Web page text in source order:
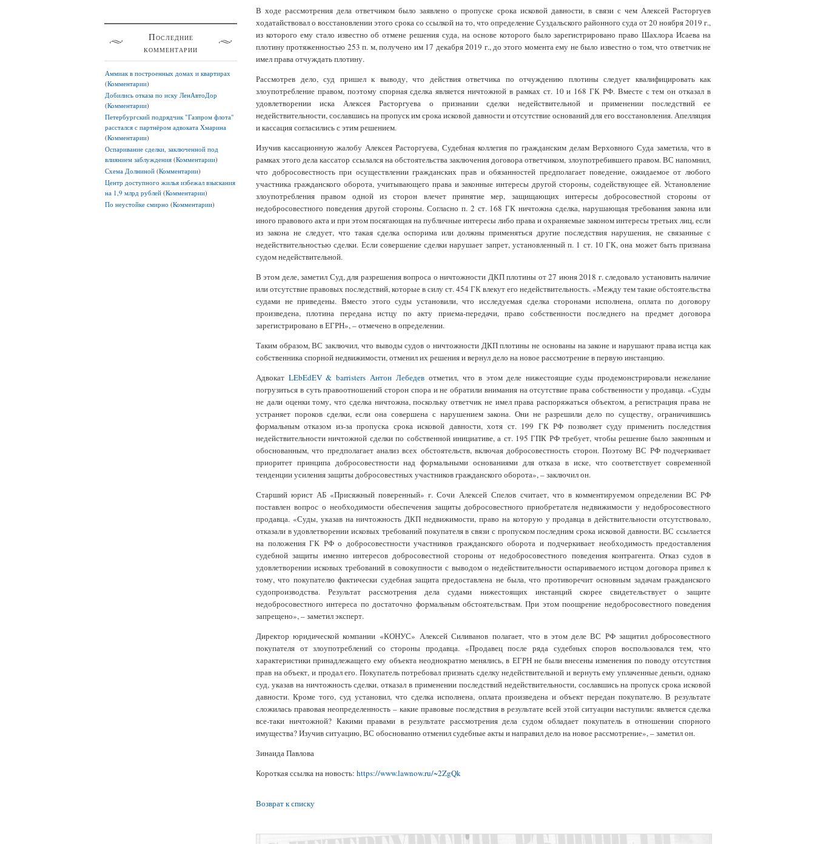
В ходе рассмотрения дела ответчиком было заявлено о пропуске срока исковой давности, в связи с чем Алексей Расторгуев
ходатайствовал о восстановлении этого срока со ссылкой на то, что определение Суздальского районного суда от 20 ноября 2019 г.,
из которого ему стало известно об отмене решения суда, на основе которого было зарегистрировано право Шахлора Исаева на
плотину протяженностью 253 п. м, получено им 17 декабря 2019 г., до этого момента ему не было известно о том, что ответчик не
имел права отчуждать плотину.
Рассмотрев дело, суд пришел к выводу, что действия ответчика по отчуждению плотины следует квалифицировать как
злоупотребление правом, поэтому спорная сделка является ничтожной в рамках ст. 10 и 168 ГК РФ. Вместе с тем он отказал в
удовлетворении иска Алексея Расторгуева о признании сделки недействительной и применении последствий ее
недействительности, сославшись на пропуск им срока исковой давности и отсутствие оснований для его восстановления. Апелляция
и кассация согласились с этим решением.
Изучив кассационную жалобу Алексея Расторгуева, Судебная коллегия по гражданским делам Верховного Суда заметила, что в
рамках этого дела кассатор ссылался на обстоятельства заключения договора ответчиком, злоупотребившего правом. ВС напомнил,
что добросовестность при осуществлении гражданских прав и обязанностей предполагает поведение, ожидаемое от любого
участника гражданского оборота, учитывающего права и законные интересы другой стороны, содействующее ей. Установление
злоупотребления правом одной из сторон влечет принятие мер, защищающих интересы добросовестной стороны от
недобросовестного поведения другой стороны. Согласно п. 2 ст. 168 ГК ничтожна сделка, нарушающая требования закона или
иного правового акта и при этом посягающая на публичные интересы либо права и охраняемые законом интересы третьих лиц, если
из закона не следует, что такая сделка оспорима или должны применяться другие последствия нарушения, не связанные с
недействительностью сделки. Если совершение сделки нарушает запрет, установленный п. 1 ст. 10 ГК, она может быть признана
судом недействительной.
В этом деле, заметил Суд, для разрешения вопроса о ничтожности ДКП плотины от 27 июня 2018 г. следовало установить наличие
или отсутствие правовых последствий, которые в силу ст. 454 ГК влекут его недействительность. «Между тем такие обстоятельства
судами не приведены. Вместо этого суды установили, что исследуемая сделка сторонами исполнена, оплата по договору
произведена, плотина передана истцу по акту приема-передачи, право собственности последнего на предмет договора
зарегистрировано в ЕГРН», – отмечено в определении.
Таким образом, ВС заключил, что выводы судов о ничтожности ДКП плотины не основаны на законе и нарушают права истца как
собственника спорной недвижимости, отменил их решения и вернул дело на новое рассмотрение в первую инстанцию.
Адвокат LEbEdEV & barristers Антон Лебедевотметил, что в этом деле нижестоящие суды продемонстрировали нежелание
погрузиться в суть правоотношений сторон спора и не обратили внимания на отсутствие права собственности у продавца. «Суды
не дали оценки тому, что сделка ничтожна, поскольку ответчик не имел права распоряжаться объектом, а регистрация права не
устраняет пороков сделки, если она совершена с нарушением закона. Они не разрешили дело по существу, ограничившись
формальным отказом из-за пропуска срока исковой давности, хотя ст. 199 ГК РФ позволяет суду применить последствия
недействительности ничтожной сделки по собственной инициативе, а ст. 195 ГПК РФ требует, чтобы решение было законным и
обоснованным, что предполагает анализ всех обстоятельств, включая добросовестность сторон. Поэтому ВС РФ подчеркивает
приоритет принципа добросовестности над формальными основаниями для отказа в иске, что соответствует современной
тенденции усиления защиты добросовестных участников гражданского оборота», – заключил он.
Старший юрист АБ «Присяжный поверенный» г. Сочи Алексей Спелов считает, что в комментируемом определении ВС РФ
поставлен вопрос о необходимости обеспечения защиты добросовестного приобретателя недвижимости у недобросовестного
продавца. «Суды, указав на ничтожность ДКП недвижимости, право на которую у продавца в действительности отсутствовало,
отказали в удовлетворении исковых требований покупателя в связи с пропуском последним срока исковой давности. ВС ссылается
на положения ГК РФ о добросовестности участников гражданского оборота и подчеркивает необходимость предоставления
судебной защиты именно интересов добросовестной стороны от недобросовестного поведения контрагента. Отказ судов в
удовлетворении исковых требований в совокупности с выводом о недействительности оспариваемого истцом договора привел к
тому, что покупателю фактически судебная защита предоставлена не была, что противоречит основным задачам гражданского
судопроизводства. Результат рассмотрения дела судами нижестоящих инстанций скорее свидетельствует о защите
недобросовестного интереса по достаточно формальным обстоятельствам. При этом поощрение недобросовестного поведения
запрещено», – заметил эксперт.
Директор юридической компании «КОНУС» Алексей Силиванов полагает, что в этом деле ВС РФ защитил добросовестного
покупателя от злоупотреблений со стороны продавца. «Продавец после ряда судебных споров воспользовался тем, что
характеристики принадлежащего ему объекта неоднократно менялись, в ЕГРН не были внесены изменения по поводу отсутствия
прав на объект, и продал его. Покупатель потребовал признать сделку недействительной и вернуть ему уплаченные деньги, однако
суд, указав на ничтожность сделки, отказал в применении последствий недействительности, сославшись на пропуск срока исковой
давности. Кроме того, суд установил, что сделка исполнена, оплата произведена и объект передан покупателю. В результате
сложилась правовая неопределенность – какие правовые последствия в результате всей этой ситуации наступили: является сделка
все-таки ничтожной? Какими правами в результате рассмотрения дела судом обладает покупатель в отношении спорного
имущества? Изучив ситуацию, ВС обоснованно отменил судебные акты и направил дело на новое рассмотрение», – заметил он.
Зинаида Павлова
Короткая ссылка на новость: https://www.lawnow.ru/~2ZgQk
Возврат к списку
Последние
комментарии
Аммиак в построенных домах и квартирах
(Комментарии)
Добились отказа по иску ЛенАвтоДор
(Комментарии)
Петербургский подрядчик "Газпром флота"
расстался с партнёром адвоката Хмарина
(Комментарии)
Оспаривание сделки, заключенной под
влиянием заблуждения (Комментарии)
Схема Долниной (Комментарии)
Центр доступного жилья избежал взыскания
на 1,9 млрд рублей (Комментарии)
По неустойке смирно (Комментарии)